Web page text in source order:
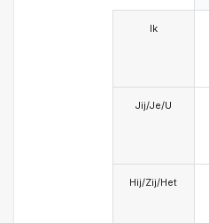
Ik
Jij/Je/U
Hij/Zij/Het